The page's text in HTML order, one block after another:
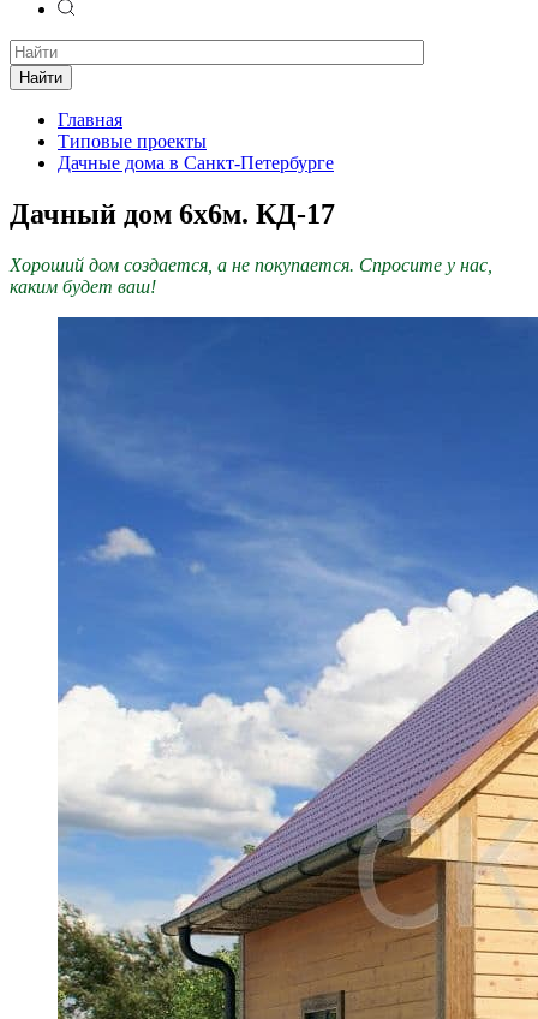
Найти
Главная
Типовые проекты
Дачные дома в Санкт-Петербурге
Дачный дом 6х6м. КД-17
Хороший дом создается, а не покупается. Спросите у нас,
каким будет ваш!